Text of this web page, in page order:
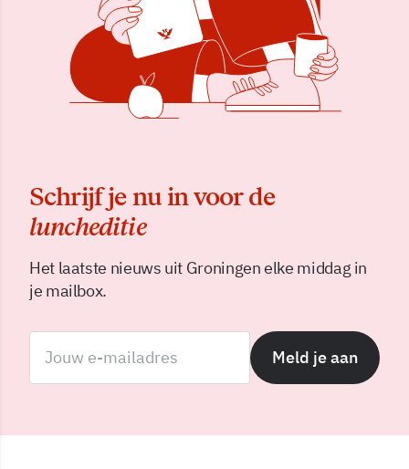
Schrijf je nu in voor de
luncheditie
Het laatste nieuws uit Groningen elke middag in
je mailbox.
Meld je aan